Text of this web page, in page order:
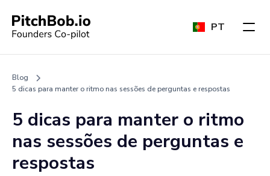
PT
Blog
5 dicas para manter o ritmo nas sessões de perguntas e respostas
5 dicas para manter o ritmo
nas sessões de perguntas e
respostas